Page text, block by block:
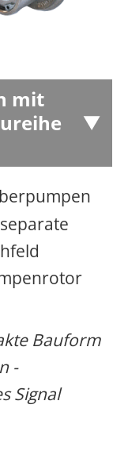
mit
Bauform
-
Signal